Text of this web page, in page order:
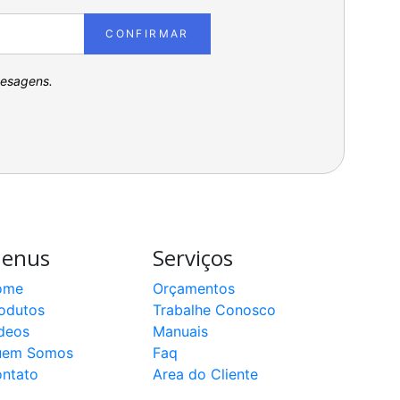
CONFIRMAR
Somos
Serviços
Orçamentos
Trabalhe Conosco
Manuais
Faq
Area do Cliente